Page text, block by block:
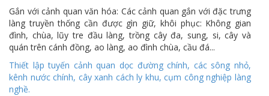
Gắn với cảnh quan văn hóa: Các cảnh quan gắn với đặc trưng
làng truyền thống cần được gìn giữ, khôi phục: Không gian
đình, chùa, lũy tre đầu làng, trồng cây đa, sung, si, cây và
quán trên cánh đồng, ao làng, ao đình chùa, cầu đá...
Thiết lập tuyến cảnh quan dọc đường chính, các sông nhỏ,
kênh nước chính, cây xanh cách ly khu, cụm công nghiệp làng
nghề.